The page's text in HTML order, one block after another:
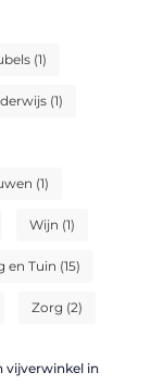
(1)
(1)
(1)
Wijn (1)
en Tuin (15)
Zorg (2)
vijverwinkel in